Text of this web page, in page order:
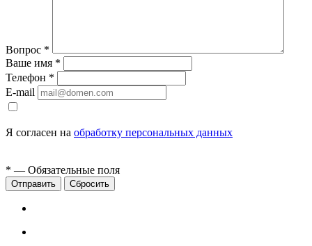
Вопрос *
Ваше имя *
Телефон *
E-mail
Я согласен на обработку персональных данных
* — Обязательные поля
Сбросить